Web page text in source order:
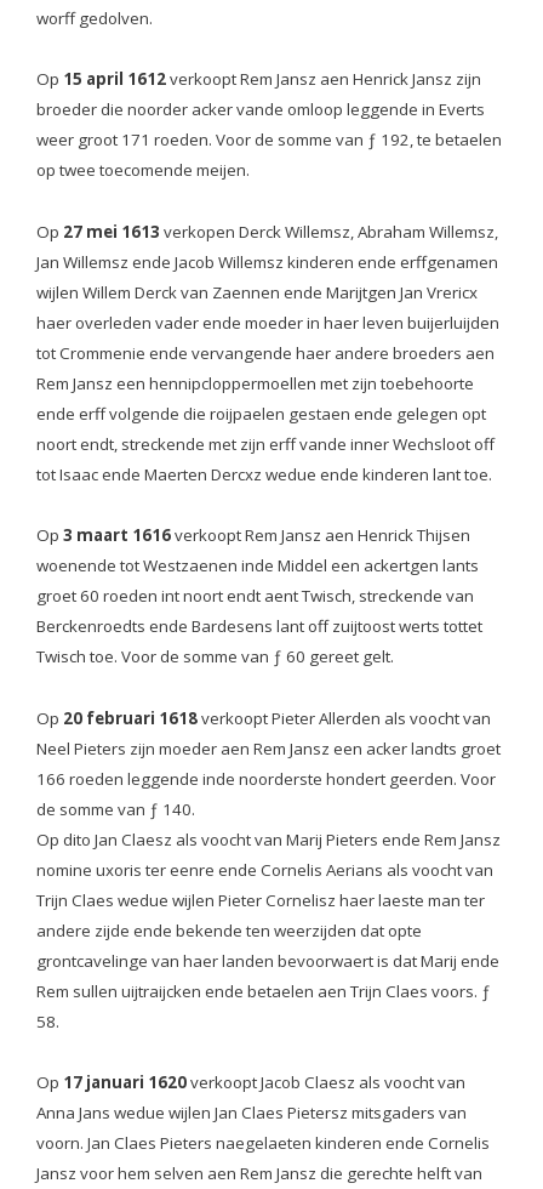
worff gedolven.
Op 15 april 1612verkoopt Rem Jansz aen Henrick Jansz zijn
broeder die noorder acker vande omloop leggende in Everts
weer groot 171 roeden. Voor de somme van ƒ 192, te betaelen
op twee toecomende meijen.
Op 27 mei 1613 verkopen Derck Willemsz, Abraham Willemsz,
Jan Willemsz ende Jacob Willemsz kinderen ende erffgenamen
wijlen Willem Derck van Zaennen ende Marijtgen Jan Vrericx
haer overleden vader ende moeder in haer leven buijerluijden
tot Crommenie ende vervangende haer andere broeders aen
Rem Jansz een hennipcloppermoellen met zijn toebehoorte
ende erff volgende die roijpaelen gestaen ende gelegen opt
noort endt, streckende met zijn erff vande inner Wechsloot off
tot Isaac ende Maerten Dercxz wedue ende kinderen lant toe.
Op 3 maart 1616verkoopt Rem Jansz aen Henrick Thijsen
woenende tot Westzaenen inde Middel een ackertgen lants
groet 60 roeden int noort endt aent Twisch, streckende van
Berckenroedts ende Bardesens lant off zuijtoost werts tottet
Twisch toe. Voor de somme van ƒ 60 gereet gelt.
Op 20 februari 1618verkoopt Pieter Allerden als voocht van
Neel Pieters zijn moeder aen Rem Jansz een acker landts groet
166 roeden leggende inde noorderste hondert geerden. Voor
de somme van ƒ 140.
Op dito Jan Claesz als voocht van Marij Pieters ende Rem Jansz
nomine uxoris ter eenre ende Cornelis Aerians als voocht van
Trijn Claes wedue wijlen Pieter Cornelisz haer laeste man ter
andere zijde ende bekende ten weerzijden dat opte
grontcavelinge van haer landen bevoorwaert is dat Marij ende
Rem sullen uijtraijcken ende betaelen aen Trijn Claes voors. ƒ
58.
Op 17 januari 1620verkoopt Jacob Claesz als voocht van
Anna Jans wedue wijlen Jan Claes Pietersz mitsgaders van
voorn. Jan Claes Pieters naegelaeten kinderen ende Cornelis
Jansz voor hem selven aen Rem Jansz die gerechte helft van